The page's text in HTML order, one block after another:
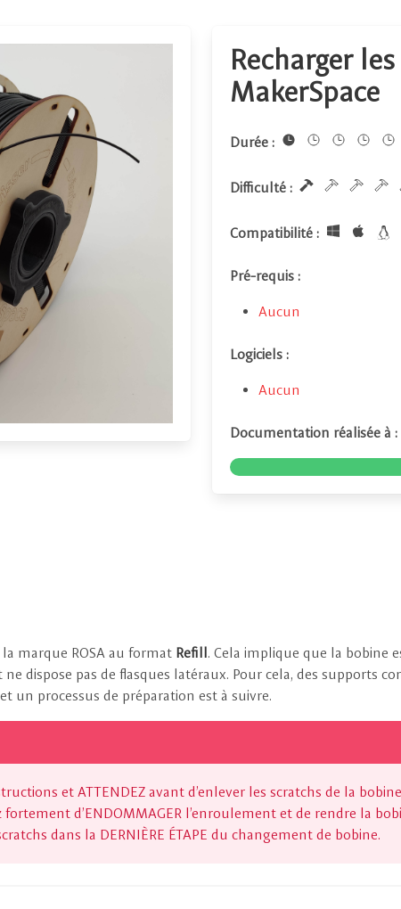
Recharger
MakerSpace
Durée :
Difficulté :
Compatibilité :
Pré-requis :
Aucun
Logiciels :
Aucun
Documentation réalisée à :
la marque ROSA au format Refill. Cela implique que la bobine
dispose pas de flasques latéraux. Pour cela, des supports
un processus de préparation est à suivre.
et ATTENDEZ avant d’enlever les scratchs de la
d’ENDOMMAGER l’enroulement et de rendre la
dans la DERNIÈRE ÉTAPE du changement de bobine.